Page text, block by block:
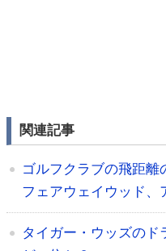
関連記事
ゴルフクラブの飛距離
フェアウェイウッド、
タイガー・ウッズのド